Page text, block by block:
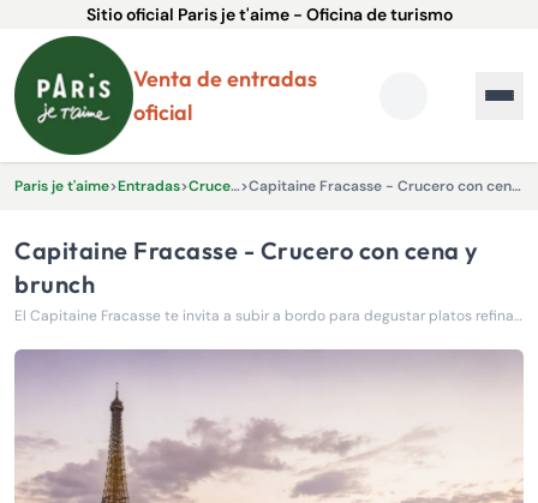
Sitio oficial Paris je t'aime - Oficina de turismo
Venta de entradas
oficial
Paris je t'aime>Entradas> Cruceros> Capitaine Fracasse - Crucero con cena y brunch
Capitaine Fracasse - Crucero con cena y
brunch
El Capitaine Fracasse te invita a subir a bordo para degustar platos refinados y recién preparados.